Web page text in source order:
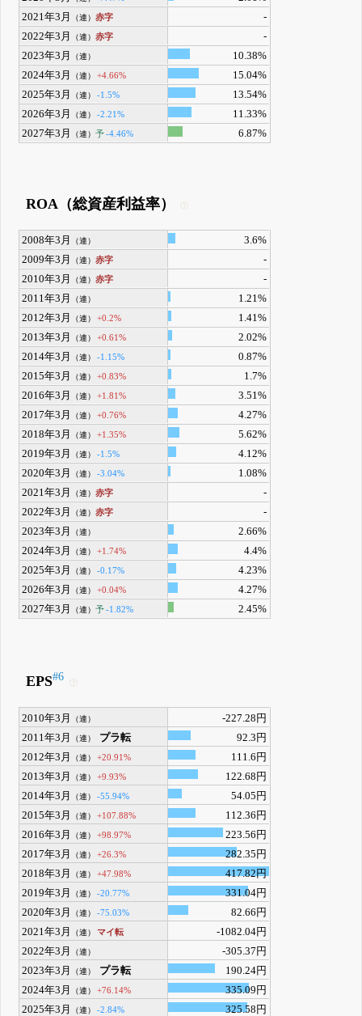
2021年3月
（連）赤字
-
2022年3月
（連）赤字
-
2023年3月
（連）
10.38%
2024年3月
（連） +4.66%
15.04%
2025年3月
（連） -1.5%
13.54%
2026年3月
（連） -2.21%
11.33%
2027年3月
（連）予-4.46% 6.87%
ROA（総資産利益率）
2008年3月 （連）
3.6%
2009年3月
（連）赤字
-
2010年3月
（連）赤字
-
2011年3月
（連）
1.21%
2012年3月
（連） +0.2%
1.41%
2013年3月
（連） +0.61%
2.02%
2014年3月
（連） -1.15%
0.87%
2015年3月
（連） +0.83%
1.7%
2016年3月
（連） +1.81%
3.51%
2017年3月
（連） +0.76%
4.27%
2018年3月
（連） +1.35%
5.62%
2019年3月
（連） -1.5%
4.12%
2020年3月
（連） -3.04%
1.08%
2021年3月
（連）赤字
-
2022年3月
（連）赤字
-
2023年3月
（連）
2.66%
2024年3月
（連） +1.74%
4.4%
2025年3月
（連） -0.17%
4.23%
2026年3月
（連） +0.04%
4.27%
2027年3月
（連）予-1.82% 2.45%
EPS#6
2010年3月 （連）
-227.28円
2011年3月
（連） プラ転
92.3円
2012年3月
（連） +20.91%
111.6円
2013年3月
（連） +9.93%
122.68円
2014年3月
（連） -55.94%
54.05円
2015年3月
（連） +107.88%
112.36円
2016年3月
（連） +98.97%
223.56円
2017年3月
（連） +26.3%
282.35円
2018年3月
（連） +47.98%
417.82円
2019年3月
（連） -20.77%
331.04円
2020年3月
（連） -75.03%
82.66円
2021年3月
（連） マイ転
-1082.04円
2022年3月
（連）
-305.37円
2023年3月
（連） プラ転
190.24円
2024年3月
（連） +76.14%
335.09円
2025年3月
（連） -2.84%
325.58円